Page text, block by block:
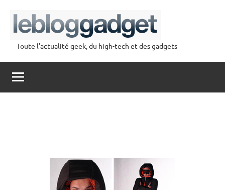
contenu
lebloggadget
Toute l'actualité geek, du high-tech et des gadgets